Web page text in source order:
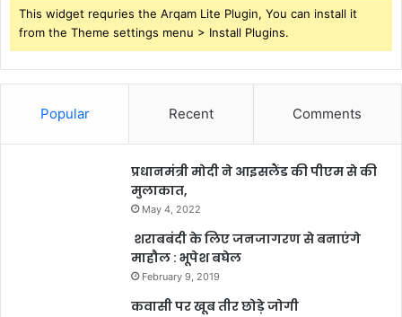
This widget requries the Arqam Lite Plugin, You can install it
from the Theme settings menu > Install Plugins.
Popular Recent Comments
प्रधानमंत्री मोदी ने आइसलैंड की पीएम से की
मुलाकात,
May 4, 2022
शराबबंदी के लिए जनजागरण से बनाएंगे
माहौल : भूपेश बघेल
February 9, 2019
कवासी पर खूब तीर छोड़े जोगी